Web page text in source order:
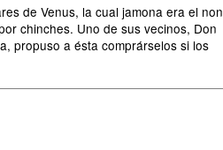
de Venus, la cual jamona era el non
chinches. Uno de sus vecinos, Don
propuso a ésta comprárselos si los